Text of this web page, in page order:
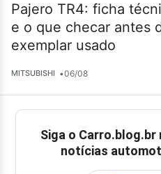
Pajero TR4: ficha
e o que checar antes
exemplar usado
MITSUBISHI •06/08
Siga o Carro.blog.br
notícias